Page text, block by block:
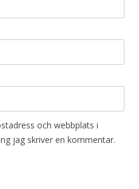
och webbplats i
jag skriver en kommentar.